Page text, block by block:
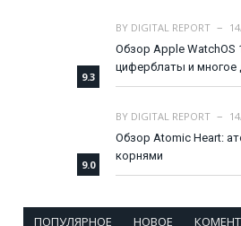
9.3
BY DIGITAL REPORT
Обзор Apple WatchOS
циферблаты и многое
9.0
BY DIGITAL REPORT
Обзор Atomic Heart:
корнями
ПОПУЛЯРНОЕ НОВОЕ